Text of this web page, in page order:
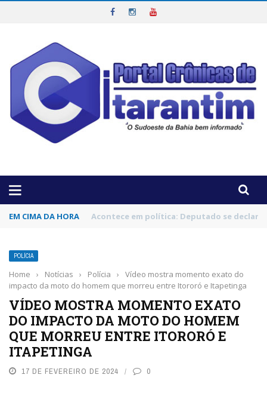
EM CIMA DA HORA Vice de Flavio é investigado por estupro de
POLÍCIA
Home › Notícias › Polícia ›
Vídeo mostra momento exato do
impacto da moto do homem que morreu entre Itororó e Itapetinga
VÍDEO MOSTRA MOMENTO EXATO
DO IMPACTO DA MOTO DO HOMEM
QUE MORREU ENTRE ITORORÓ E
ITAPETINGA
17 DE FEVEREIRO DE 2024 0